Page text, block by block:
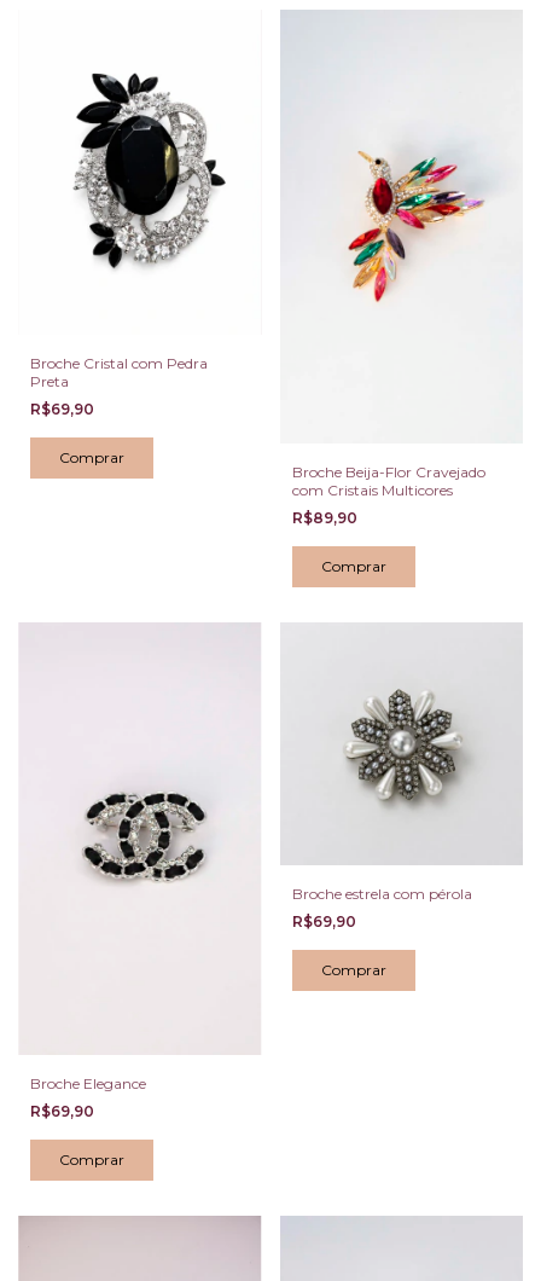
Broche Cristal com Pedra
Preta
R$69,90
Broche Beija-Flor Cravejado
com Cristais Multicores
R$89,90
Broche Elegance
R$69,90
Broche estrela com pérola
R$69,90